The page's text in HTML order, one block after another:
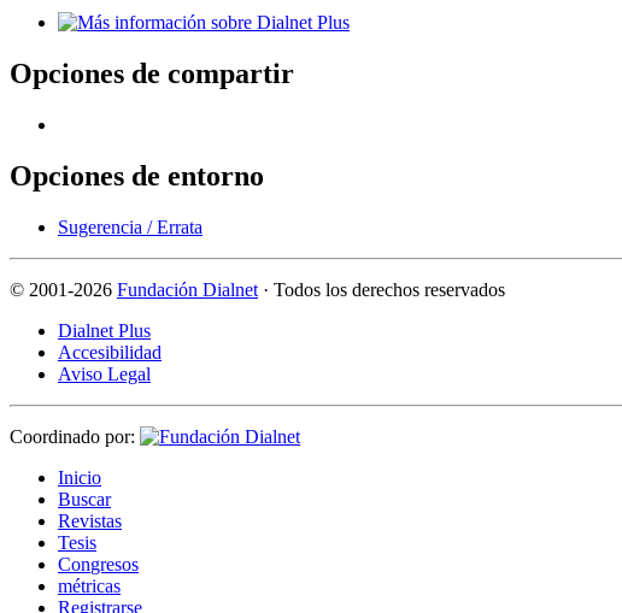
Opciones de compartir
Opciones de entorno
Sugerencia / Errata
© 2001-2026 Fundación Dialnet · Todos los derechos reservados
Dialnet Plus
Accesibilidad
Aviso Legal
Coordinado por:
Inicio
Buscar
Revistas
Tesis
Congresos
métricas
Registrarse